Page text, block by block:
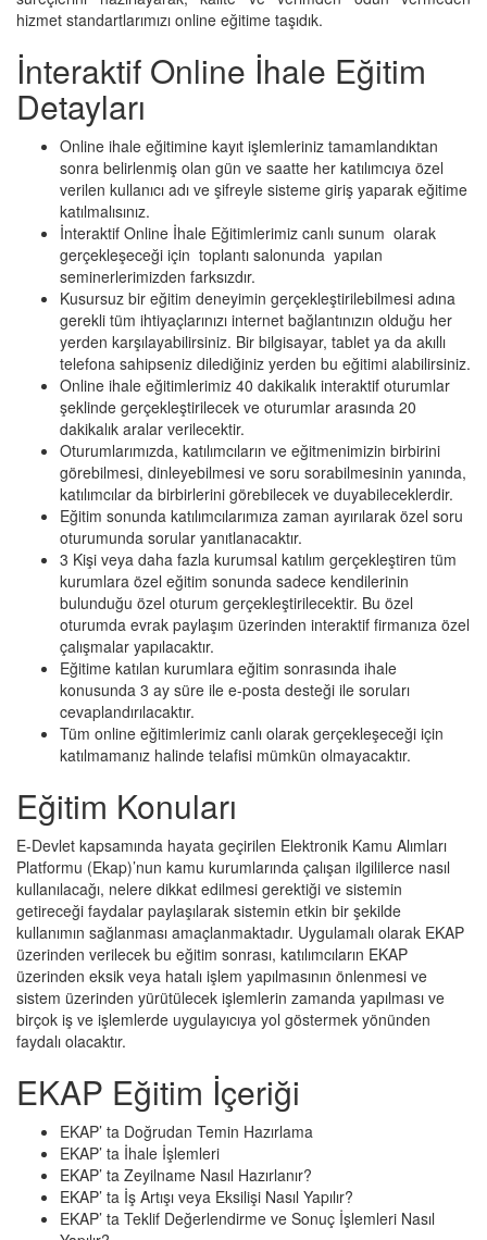
hizmet standartlarımızı online eğitime taşıdık.
İnteraktif Online İhale Eğitim
Detayları
Online ihale eğitimine kayıt işlemleriniz tamamlandıktan
sonra belirlenmiş olan gün ve saatte her katılımcıya özel
verilen kullanıcı adı ve şifreyle sisteme giriş yaparak eğitime
katılmalısınız.
İnteraktif Online İhale Eğitimlerimiz canlı sunum olarak
gerçekleşeceği için toplantı salonunda yapılan
seminerlerimizden farksızdır.
Kusursuz bir eğitim deneyimin gerçekleştirilebilmesi adına
gerekli tüm ihtiyaçlarınızı internet bağlantınızın olduğu her
yerden karşılayabilirsiniz. Bir bilgisayar, tablet ya da akıllı
telefona sahipseniz dilediğiniz yerden bu eğitimi alabilirsiniz.
Online ihale eğitimlerimiz 40 dakikalık interaktif oturumlar
şeklinde gerçekleştirilecek ve oturumlar arasında 20
dakikalık aralar verilecektir.
Oturumlarımızda, katılımcıların ve eğitmenimizin birbirini
görebilmesi, dinleyebilmesi ve soru sorabilmesinin yanında,
katılımcılar da birbirlerini görebilecek ve duyabileceklerdir.
Eğitim sonunda katılımcılarımıza zaman ayırılarak özel soru
oturumunda sorular yanıtlanacaktır.
3 Kişi veya daha fazla kurumsal katılım gerçekleştiren tüm
kurumlara özel eğitim sonunda sadece kendilerinin
bulunduğu özel oturum gerçekleştirilecektir. Bu özel
oturumda evrak paylaşım üzerinden interaktif firmanıza özel
çalışmalar yapılacaktır.
Eğitime katılan kurumlara eğitim sonrasında ihale
konusunda 3 ay süre ile e-posta desteği ile soruları
cevaplandırılacaktır.
Tüm online eğitimlerimiz canlı olarak gerçekleşeceği için
katılmamanız halinde telafisi mümkün olmayacaktır.
Eğitim Konuları
E-Devlet kapsamında hayata geçirilen Elektronik Kamu Alımları
Platformu (Ekap)’nun kamu kurumlarında çalışan ilgililerce nasıl
kullanılacağı, nelere dikkat edilmesi gerektiği ve sistemin
getireceği faydalar paylaşılarak sistemin etkin bir şekilde
kullanımın sağlanması amaçlanmaktadır. Uygulamalı olarak EKAP
üzerinden verilecek bu eğitim sonrası, katılımcıların EKAP
üzerinden eksik veya hatalı işlem yapılmasının önlenmesi ve
sistem üzerinden yürütülecek işlemlerin zamanda yapılması ve
birçok iş ve işlemlerde uygulayıcıya yol göstermek yönünden
faydalı olacaktır.
EKAP Eğitim İçeriği
EKAP’ ta Doğrudan Temin Hazırlama
EKAP’ ta İhale İşlemleri
EKAP’ ta Zeyilname Nasıl Hazırlanır?
EKAP’ ta İş Artışı veya Eksilişi Nasıl Yapılır?
EKAP’ ta Teklif Değerlendirme ve Sonuç İşlemleri Nasıl